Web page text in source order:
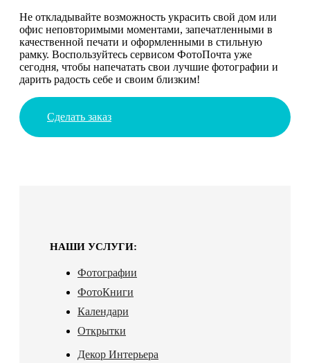
Не откладывайте возможность украсить свой дом или
офис неповторимыми моментами, запечатленными в
качественной печати и оформленными в стильную
рамку. Воспользуйтесь сервисом ФотоПочта уже
сегодня, чтобы напечатать свои лучшие фотографии и
дарить радость себе и своим близким!
Сделать заказ
НАШИ УСЛУГИ:
Фотографии
ФотоКниги
Календари
Открытки
Декор Интерьера